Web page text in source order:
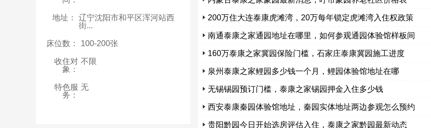
地址：
辽宁沈阳市和平区浑河站西
街...
床位数： 100-200张
收住对
象：
不限
特色服
务：
无
200万住大连泰康虎滩湾，20万每年锁定虎滩湾入住权政策
南通泰康之家通园地址在哪里，如何参观通园体验馆样板间
160万泰康之家冀园保险门槛，石家庄泰康冀园施工进度
泉州泰康之家鲤园多少钱一个月，鲤园体验馆地址在哪
无锡锡园预订门槛，泰康之家锡园押金入住多少钱
西安泰康秦园体验馆地址，秦园实体地址两边参观怎么预约
贵阳黔园今日开始选房评估入住，泰康之家黔园最新动态